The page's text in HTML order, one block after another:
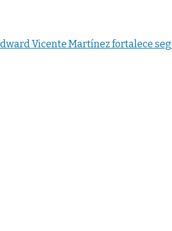
Vicente Martínez fortalece